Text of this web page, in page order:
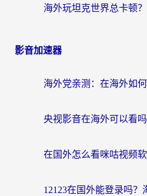
影音加速器